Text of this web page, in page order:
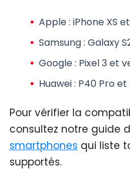
Apple : iPhone XS
Samsung : Galaxy
Google : Pixel 3 et
Huawei : P40 Pro
Pour vérifier la
consultez notre guide
smartphones qui liste
supportés.